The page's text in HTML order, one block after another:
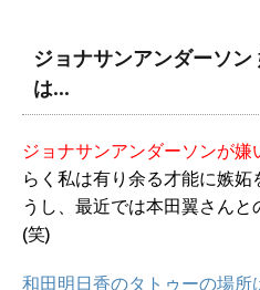
ジョナサンアンダーソ
は…
ジョナサンアンダーソンが嫌
らく私は有り余る才能に嫉妬
うし、最近では本田翼さん
(笑)
和田明日香のタトゥーの場